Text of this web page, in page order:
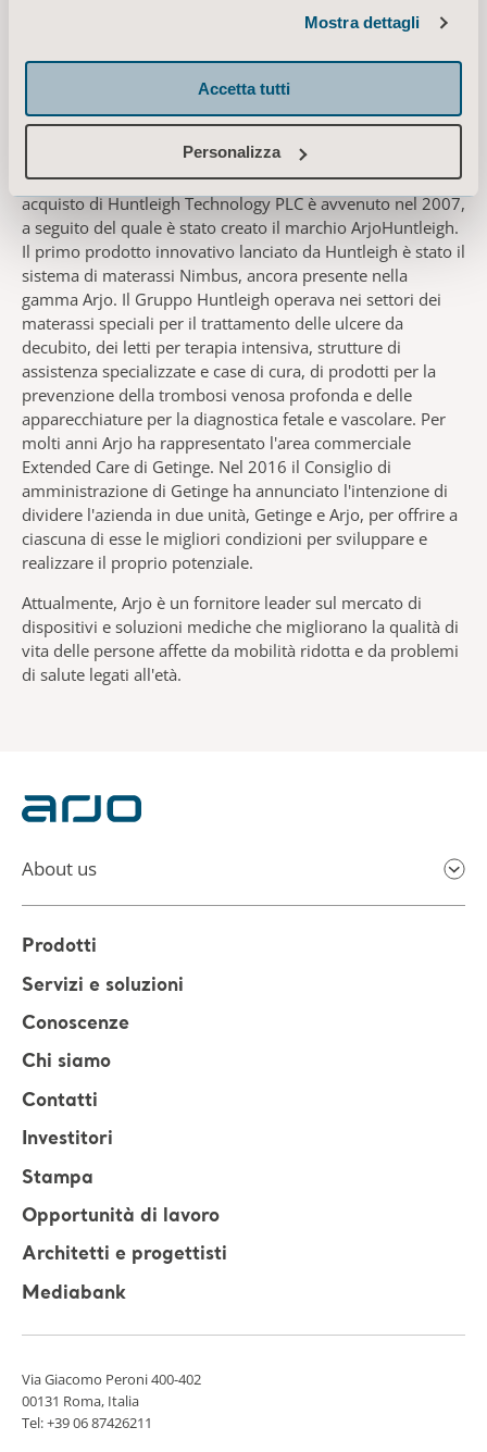
Mostra dettagli
Accetta tutti
Personalizza
Negli anni 2000 sono state effettuate diverse acquisizioni
aziendali per consolidare ulteriormente l'offerta in ambito
di igiene e movimentazione dei pazienti. Ad esempio, nel
2004 è stata acquisita BHM Medical che ha permesso di
ampliare la gamma di sollevapazienti Arjo. L'importante
acquisto di Huntleigh Technology PLC è avvenuto nel 2007,
a seguito del quale è stato creato il marchio ArjoHuntleigh.
Il primo prodotto innovativo lanciato da Huntleigh è stato il
sistema di materassi Nimbus, ancora presente nella
gamma Arjo. Il Gruppo Huntleigh operava nei settori dei
materassi speciali per il trattamento delle ulcere da
decubito, dei letti per terapia intensiva, strutture di
assistenza specializzate e case di cura, di prodotti per la
prevenzione della trombosi venosa profonda e delle
apparecchiature per la diagnostica fetale e vascolare. Per
molti anni Arjo ha rappresentato l'area commerciale
Extended Care di Getinge. Nel 2016 il Consiglio di
amministrazione di Getinge ha annunciato l'intenzione di
dividere l'azienda in due unità, Getinge e Arjo, per offrire a
ciascuna di esse le migliori condizioni per sviluppare e
realizzare il proprio potenziale.
Attualmente, Arjo è un fornitore leader sul mercato di
dispositivi e soluzioni mediche che migliorano la qualità di
vita delle persone affette da mobilità ridotta e da problemi
di salute legati all'età.
About us
Prodotti
Servizi e soluzioni
Conoscenze
Chi siamo
Contatti
Investitori
Stampa
Opportunità di lavoro
Architetti e progettisti
Mediabank
Via Giacomo Peroni 400-402
00131 Roma, Italia
Tel:+39 06 87426211